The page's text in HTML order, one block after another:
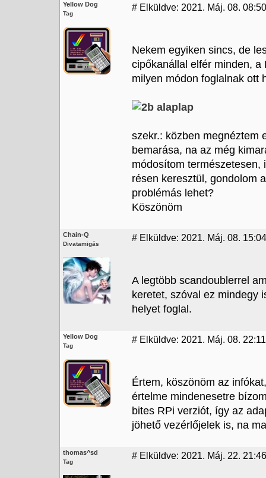
Yellow Dog
Tag
# Elküldve: 2021. Máj. 08.
Nekem egyiken sincs, de
cipőkanállal elfér minden,
milyen módon foglalnak ott
szekr.: közben megnéztem
bemarása, na az még
módosítom természetesen,
résen keresztül, gondolom
problémás lehet?
Köszönöm
Chain-Q
Divatamigás
# Elküldve: 2021. Máj. 08. 15:04
A legtöbb scandoublerrel
keretet, szóval ez mindegy
helyet foglal.
Yellow Dog
Tag
# Elküldve: 2021. Máj. 08. 22:11
Értem, köszönöm az
értelme mindenesetre
bites RPi verziót, így az
jöhető vezérlőjelek is, na
thomas^sd
Tag
# Elküldve: 2021. Máj. 22.